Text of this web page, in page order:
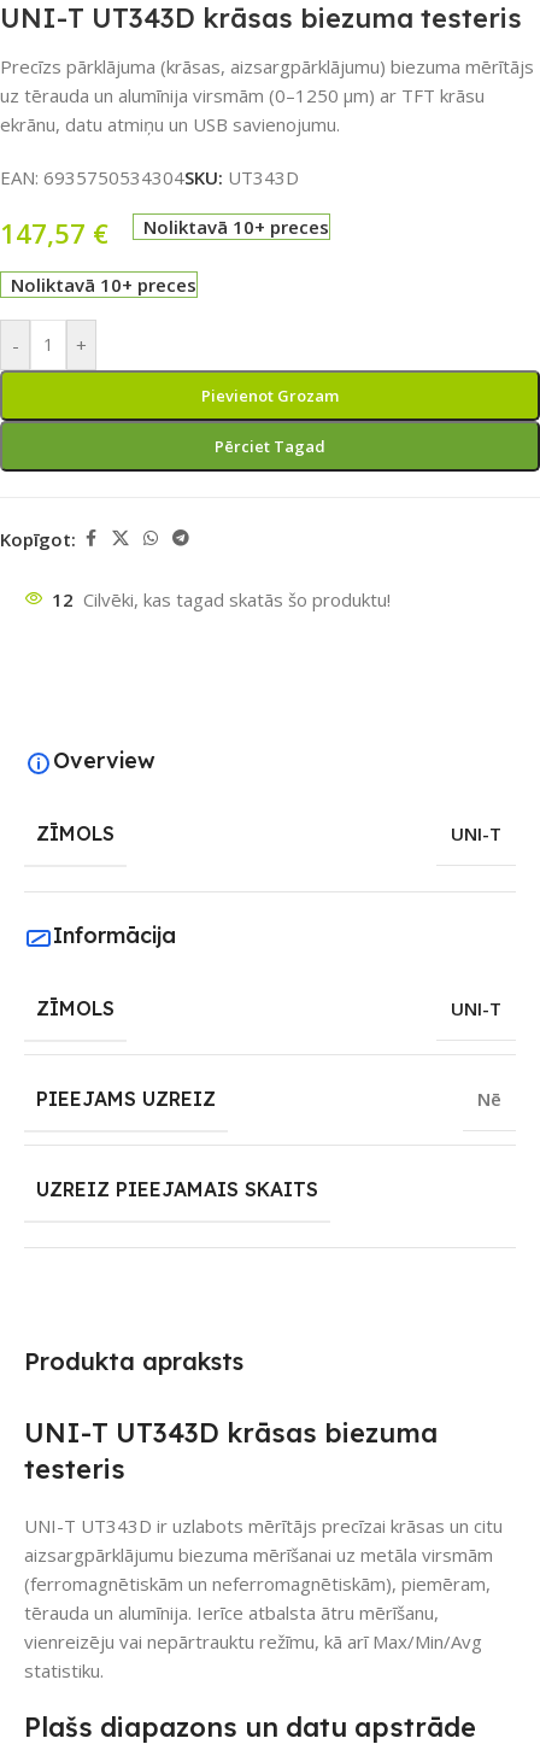
UNI-T UT343D krāsas biezuma testeris
Precīzs pārklājuma (krāsas, aizsargpārklājumu) biezuma mērītājs
uz tērauda un alumīnija virsmām (0–1250 µm) ar TFT krāsu
ekrānu, datu atmiņu un USB savienojumu.
EAN: 6935750534304SKU: UT343D
147,57 € Noliktavā 10+ preces
Noliktavā 10+ preces
- +
Pievienot Grozam
Pērciet Tagad
Kopīgot:
12 Cilvēki, kas tagad skatās šo produktu!
Produkta apraksts
UNI-T UT343D krāsas biezuma
testeris
UNI-T UT343D ir uzlabots mērītājs precīzai krāsas un citu
aizsargpārklājumu biezuma mērīšanai uz metāla virsmām
(ferromagnētiskām un neferromagnētiskām), piemēram,
tērauda un alumīnija. Ierīce atbalsta ātru mērīšanu,
vienreizēju vai nepārtrauktu režīmu, kā arī Max/Min/Avg
statistiku.
Plašs diapazons un datu apstrāde
Overview
ZĪMOLS UNI-T
Informācija
ZĪMOLS UNI-T
PIEEJAMS UZREIZ Nē
UZREIZ PIEEJAMAIS SKAITS